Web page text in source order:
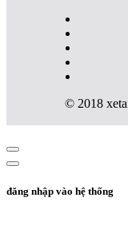
© 2018
đăng nhập vào hệ thống